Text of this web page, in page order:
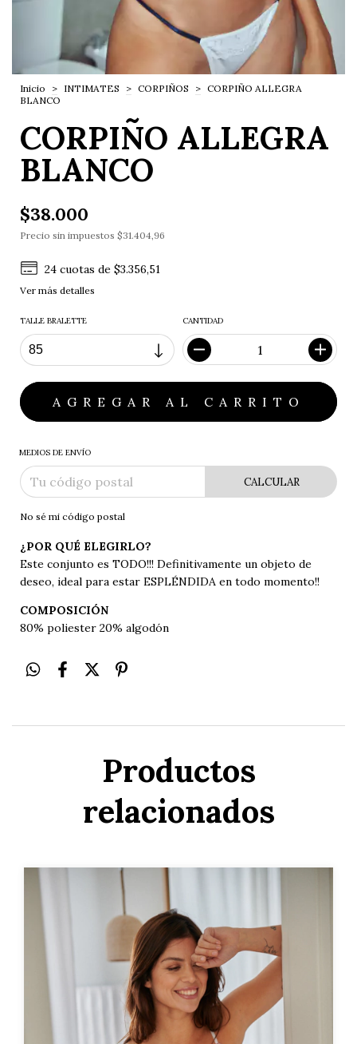
Inicio > INTIMATES > CORPIÑOS > CORPIÑO ALLEGRA
BLANCO
CORPIÑO ALLEGRA
BLANCO
$38.000
Precio sin impuestos $31.404,96
24 cuotas de$3.356,51
Ver más detalles
TALLE BRALETTE CANTIDAD
MEDIOS DE ENVÍO
CALCULAR
No sé mi código postal
¿POR QUÉ ELEGIRLO?
Este conjunto es TODO!!! Definitivamente un objeto de
deseo, ideal para estar ESPLÉNDIDA en todo momento!!
COMPOSICIÓN
80% poliester 20% algodón
Productos
relacionados